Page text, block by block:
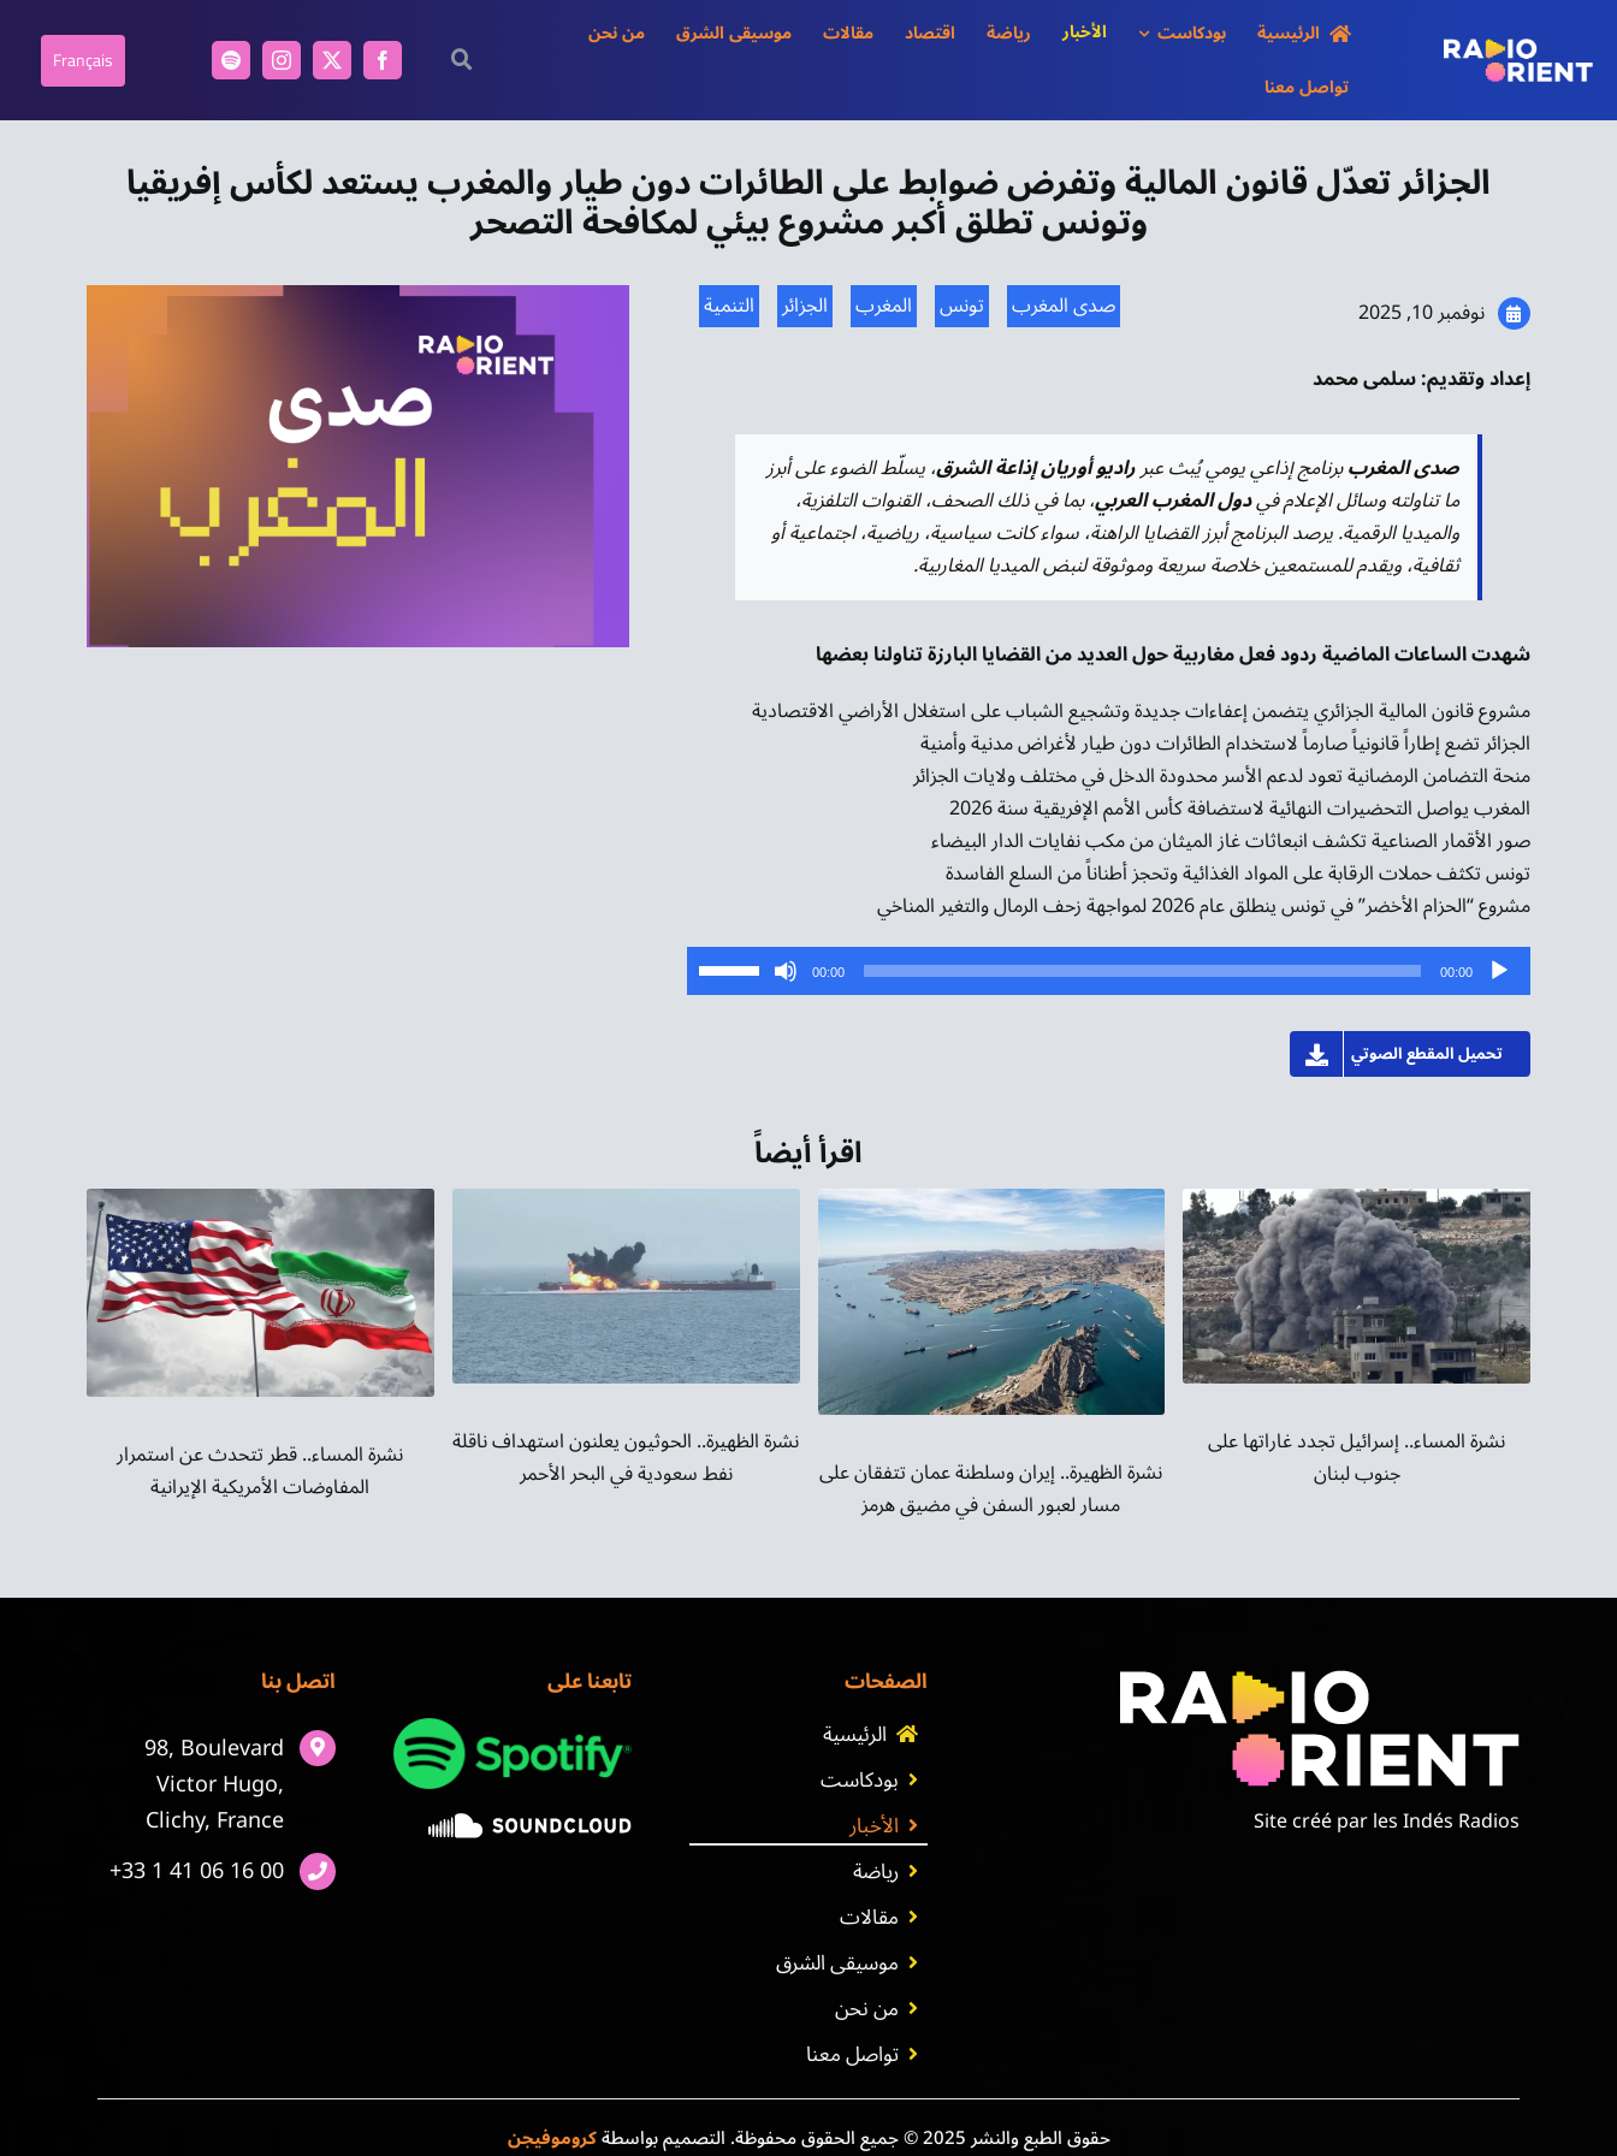
content
الرئيسية بودكاست الأخبار رياضة اقتصاد مقالات موسيقى الشرق
من نحن
تواصل معنا
Français
الجزائر تعدّل قانون المالية وتفرض ضوابط على الطائرات دون طيار والمغرب يستعد لكأس إفريقيا
وتونس تطلق أكبر مشروع بيئي لمكافحة التصحر
نوفمبر 10, 2025 التنمية الجزائر المغرب تونس
صدى المغرب
إعداد وتقديم: سلمى محمد
صدى المغرببرنامج إذاعي يومي يُبث عبرراديو أوريان إذاعة الشرق، يسلّط الضوء على أبرز
ما تناولته وسائل الإعلام فيدول المغرب العربي، بما في ذلك الصحف، القنوات التلفزية،
والميديا الرقمية. يرصد البرنامج أبرز القضايا الراهنة، سواء كانت سياسية، رياضية، اجتماعية أو
ثقافية، ويقدم للمستمعين خلاصة سريعة وموثوقة لنبض الميديا المغاربية.
شهدت الساعات الماضية ردود فعل مغاربية حول العديد من القضايا البارزة تناولنا بعضها
مشروع قانون المالية الجزائري يتضمن إعفاءات جديدة وتشجيع الشباب على استغلال الأراضي الاقتصادية
الجزائر تضع إطاراً قانونياً صارماً لاستخدام الطائرات دون طيار لأغراض مدنية وأمنية
منحة التضامن الرمضانية تعود لدعم الأسر محدودة الدخل في مختلف ولايات الجزائر
المغرب يواصل التحضيرات النهائية لاستضافة كأس الأمم الإفريقية سنة 2026
صور الأقمار الصناعية تكشف انبعاثات غاز الميثان من مكب نفايات الدار البيضاء
تونس تكثف حملات الرقابة على المواد الغذائية وتحجز أطناناً من السلع الفاسدة
مشروع “الحزام الأخضر” في تونس ينطلق عام 2026 لمواجهة زحف الرمال والتغير المناخي
مشغل
الصوت
00:00
00:00
استخدم
مفاتيح
خفض
الصوت.
تحميل المقطع الصوتي
اقرأ أيضاً
نشرة المساء.. إسرائيل تجدد غاراتها على
جنوب لبنان نشرة الظهيرة.. إيران وسلطنة عمان تتفقان على
مسار لعبور السفن في مضيق هرمز
نشرة الظهيرة.. الحوثيون يعلنون استهداف ناقلة
نفط سعودية في البحر الأحمر نشرة المساء.. قطر تتحدث عن استمرار
المفاوضات الأمريكية الإيرانية
Site créé par les Indés Radios
الصفحات
الرئيسية
بودكاست
الأخبار
رياضة
مقالات
موسيقى الشرق
من نحن
تواصل معنا
تابعنا على اتصل بنا
98, Boulevard
Victor Hugo,
Clichy, France
+33 1 41 06 16 00
حقوق الطبع والنشر 2025 © جميع الحقوق محفوظة. التصميم بواسطة كروموفيجن